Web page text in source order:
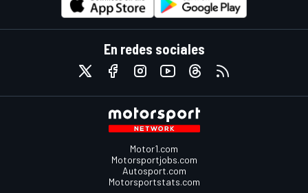
En redes sociales
Motor1.com
Motorsportjobs.com
Autosport.com
Motorsportstats.com